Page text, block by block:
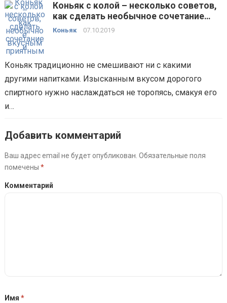
Коньяк с колой – несколько советов,
как сделать необычное сочетание
вкусным и приятным
Коньяк 07.10.2019
Коньяк традиционно не смешивают ни с какими
другими напитками. Изысканным вкусом дорогого
спиртного нужно наслаждаться не торопясь, смакуя его
и…
Добавить комментарий
Ваш адрес email не будет опубликован. Обязательные поля
помечены *
Комментарий
Имя *